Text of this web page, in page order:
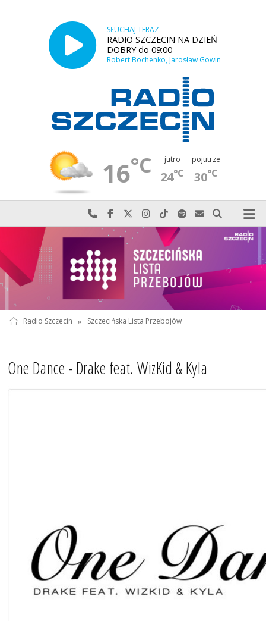
SŁUCHAJ TERAZ
RADIO SZCZECIN NA DZIEŃ
DOBRY do 09:00
Robert Bochenko, Jarosław Gowin
16°C jutro
24°C
pojutrze
30°C
Najlepiej po prostu do nas zadzwoń
Odwiedź nas na Facebook-u
Odwiedź nas na X
Odwiedź nas na Instagram-ie
Odwiedź nas na TikTok-u
Szukaj nas na Spotify
Wyślij do nas
Szukaj
Radio Szczecin » Szczecińska Lista Przebojów
One Dance - Drake feat. WizKid & Kyla